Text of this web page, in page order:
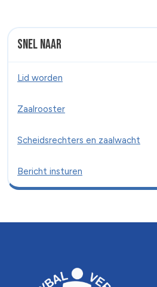
Snel naar
Lid worden
Zaalrooster
Scheidsrechters en zaalwacht
Bericht insturen